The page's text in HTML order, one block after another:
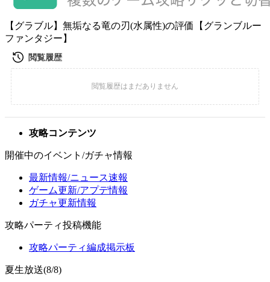
【グラブル】無垢なる竜の刃(水属性)の評価【グランブルー
ファンタジー】
攻略コンテンツ
開催中のイベント/ガチャ情報
最新情報/ニュース速報
ゲーム更新/アプデ情報
ガチャ更新情報
攻略パーティ投稿機能
攻略パーティ編成掲示板
夏生放送(8/8)